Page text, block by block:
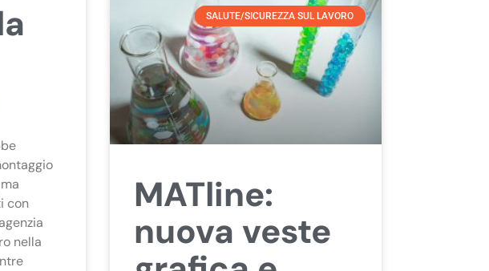
con
nella
SALUTE/SICUREZZA SUL LAVORO
MATline:
nuova veste